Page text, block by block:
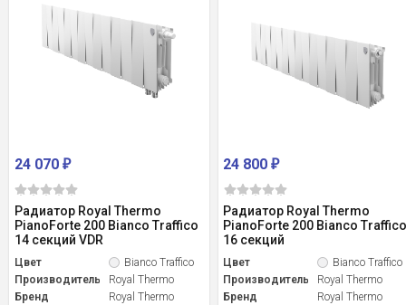
24 070 ₽
Радиатор Royal Thermo
PianoForte 200 Bianco Traffico
14 секций VDR
Цвет
Bianco Traffico
Производитель
Royal Thermo
Бренд
Royal Thermo
24 800₽
Радиатор Royal Thermo
PianoForte 200 Bianco
16 секций
Цвет
Bianco Traffico
Производитель
Royal Thermo
Бренд
Royal Thermo